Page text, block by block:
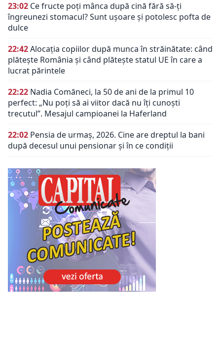
23:02 Ce fructe poți mânca după cină fără să-ți
îngreunezi stomacul? Sunt ușoare și potolesc pofta de
dulce
22:42Alocația copiilor după munca în străinătate: când
plătește România și când plătește statul UE în care a
lucrat părintele
22:22 Nadia Comăneci, la 50 de ani de la primul 10
perfect: „Nu poţi să ai viitor dacă nu îţi cunoşti
trecutul”. Mesajul campioanei la Haferland
22:02 Pensia de urmaș, 2026. Cine are dreptul la bani
după decesul unui pensionar și în ce condiții